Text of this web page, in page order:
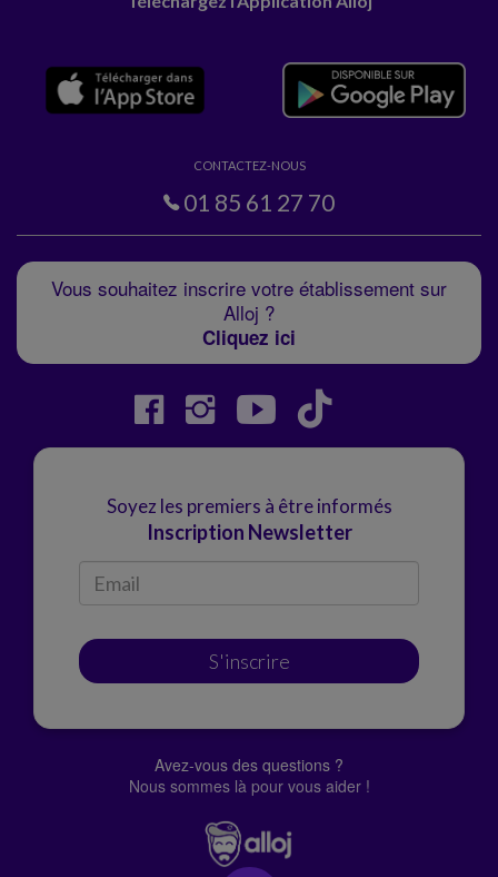
CONTACTEZ-NOUS
01 85 61 27 70
Vous souhaitez inscrire votre établissement sur
Alloj ?
Cliquez ici
Soyez les premiers à être informés
Inscription Newsletter
S'inscrire
Avez-vous des questions ?
Nous sommes là pour vous aider !